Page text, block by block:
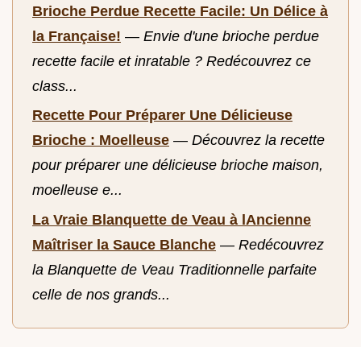
Brioche Perdue Recette Facile: Un Délice à
la Française! — Envie d'une brioche perdue
recette facile et inratable ? Redécouvrez ce
class...
Recette Pour Préparer Une Délicieuse
Brioche : Moelleuse — Découvrez la recette
pour préparer une délicieuse brioche maison,
moelleuse e...
La Vraie Blanquette de Veau à lAncienne
Maîtriser la Sauce Blanche — Redécouvrez
la Blanquette de Veau Traditionnelle parfaite
celle de nos grands...